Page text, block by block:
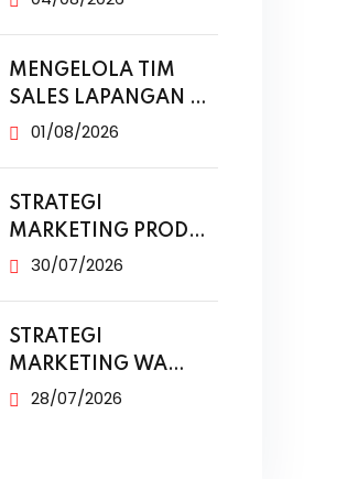
MENGELOLA TIM
SALES LAPANGAN DI
ERA DIGITAL
01/08/2026
STRATEGI
MARKETING PRODUK
MODAL KECIL TANPA
30/07/2026
STRATEGI
MARKETING WA
BUSINESS UNTUK
28/07/2026